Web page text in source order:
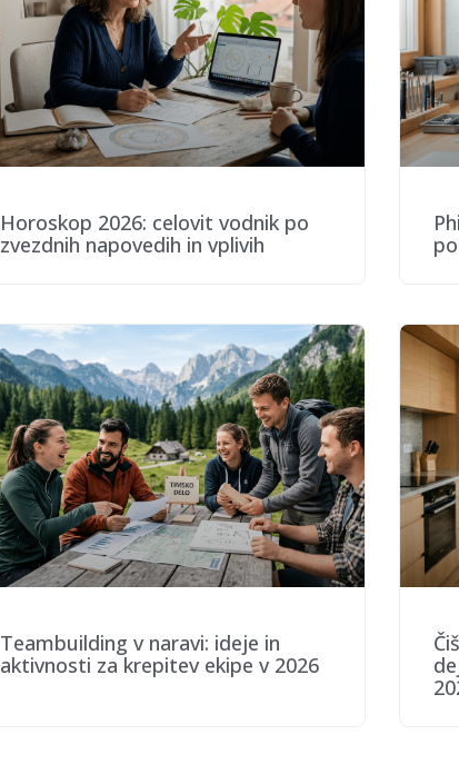
Horoskop 2026: celovit vodnik po
zvezdnih napovedih in vplivih
Teambuilding v naravi: ideje in
aktivnosti za krepitev ekipe v 2026